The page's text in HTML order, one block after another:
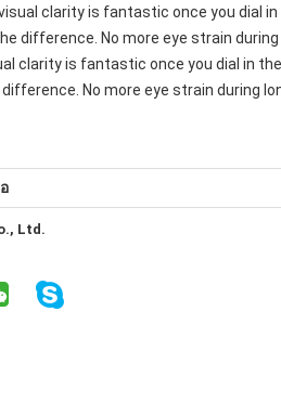
clarity is fantastic once you dial
difference. No more eye strain
clarity is fantastic once you dial in
No more eye strain during
Ltd.